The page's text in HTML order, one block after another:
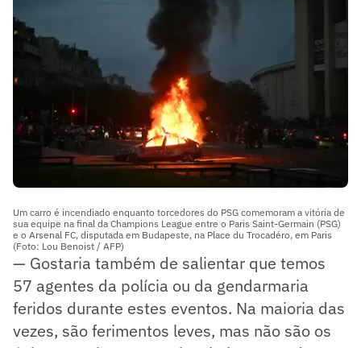
Um carro é incendiado enquanto torcedores do PSG comemoram a vitória de
sua equipe na final da Champions League entre o Paris Saint-Germain (PSG)
e o Arsenal FC, disputada em Budapeste, na Place du Trocadéro, em Paris
(Foto: Lou Benoist / AFP)
— Gostaria também de salientar que temos
57 agentes da polícia ou da gendarmaria
feridos durante estes eventos. Na maioria das
vezes, são ferimentos leves, mas não são os